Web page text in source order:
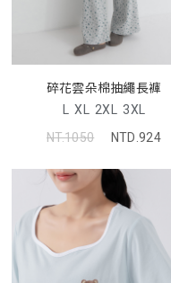
碎花雲朵棉抽繩長褲
L XL 2XL 3XL
NT.1050
NTD.924